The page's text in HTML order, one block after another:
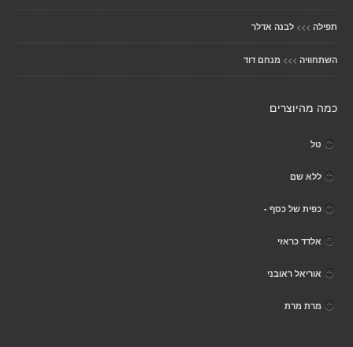
תפילה >>> לבנה אדלר
השתחוויה >>> מנחם דוד
כמה מהיוצרים
טל
ללא שם
כפית של כסף -
אלדד כראזי
אוריאל ראובני
מרת מרת